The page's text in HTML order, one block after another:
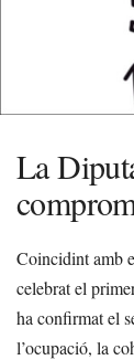
La
Coincidint amb
celebrat el
ha confirmat el
l’ocupació, la